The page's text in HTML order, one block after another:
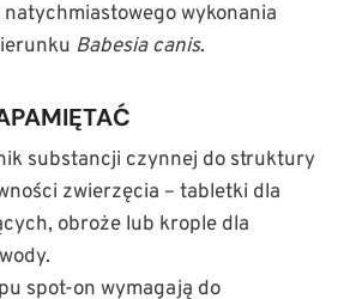
wykonania
Babesia canis.
substancji czynnej do struktury
zwierzęcia – tabletki dla
obroże lub krople dla
spot-on wymagają do